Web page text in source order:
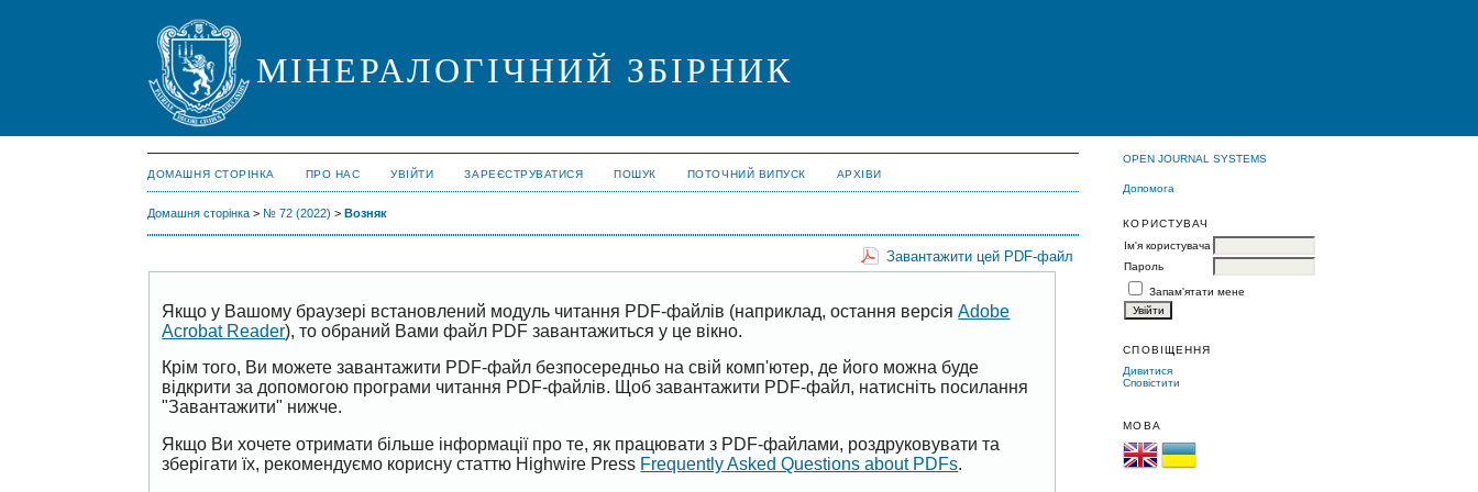
МІНЕРАЛОГІЧНИЙ ЗБІРНИК
OPEN JOURNAL SYSTEMS
Допомога
КОРИСТУВАЧ
Ім'я користувача
Пароль
Запам'ятати мене
СПОВІЩЕННЯ
Дивитися
Сповістити
МОВА
ДОМАШНЯ СТОРІНКА ПРО НАС УВІЙТИ ЗАРЕЄСТРУВАТИСЯ ПОШУК ПОТОЧНИЙ ВИПУСК АРХІВИ
Домашня сторінка > № 72 (2022) >Возняк
Завантажити цей PDF-файл
Якщо у Вашому браузері встановлений модуль читання PDF-файлів (наприклад, остання версіяAdobe
Acrobat Reader), то обраний Вами файл PDF завантажиться у це вікно.
Крім того, Ви можете завантажити PDF-файл безпосередньо на свій комп'ютер, де його можна буде
відкрити за допомогою програми читання PDF-файлів. Щоб завантажити PDF-файл, натисніть посилання
"Завантажити" нижче.
Якщо Ви хочете отримати більше інформації про те, як працювати з PDF-файлами, роздруковувати та
зберігати їх, рекомендуємо корисну статтю Highwire Press Frequently Asked Questions about PDFs.